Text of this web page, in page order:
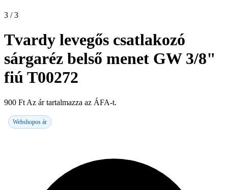
3 / 3
Tvardy levegős csatlakozó
sárgaréz belső menet GW 3/8"
fiú T00272
900 Ft Az ár tartalmazza az ÁFA-t.
Webshopos ár